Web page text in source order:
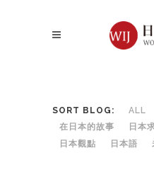
SORT BLOG: ALL
在日本的故事
日本
日本觀點
日本語